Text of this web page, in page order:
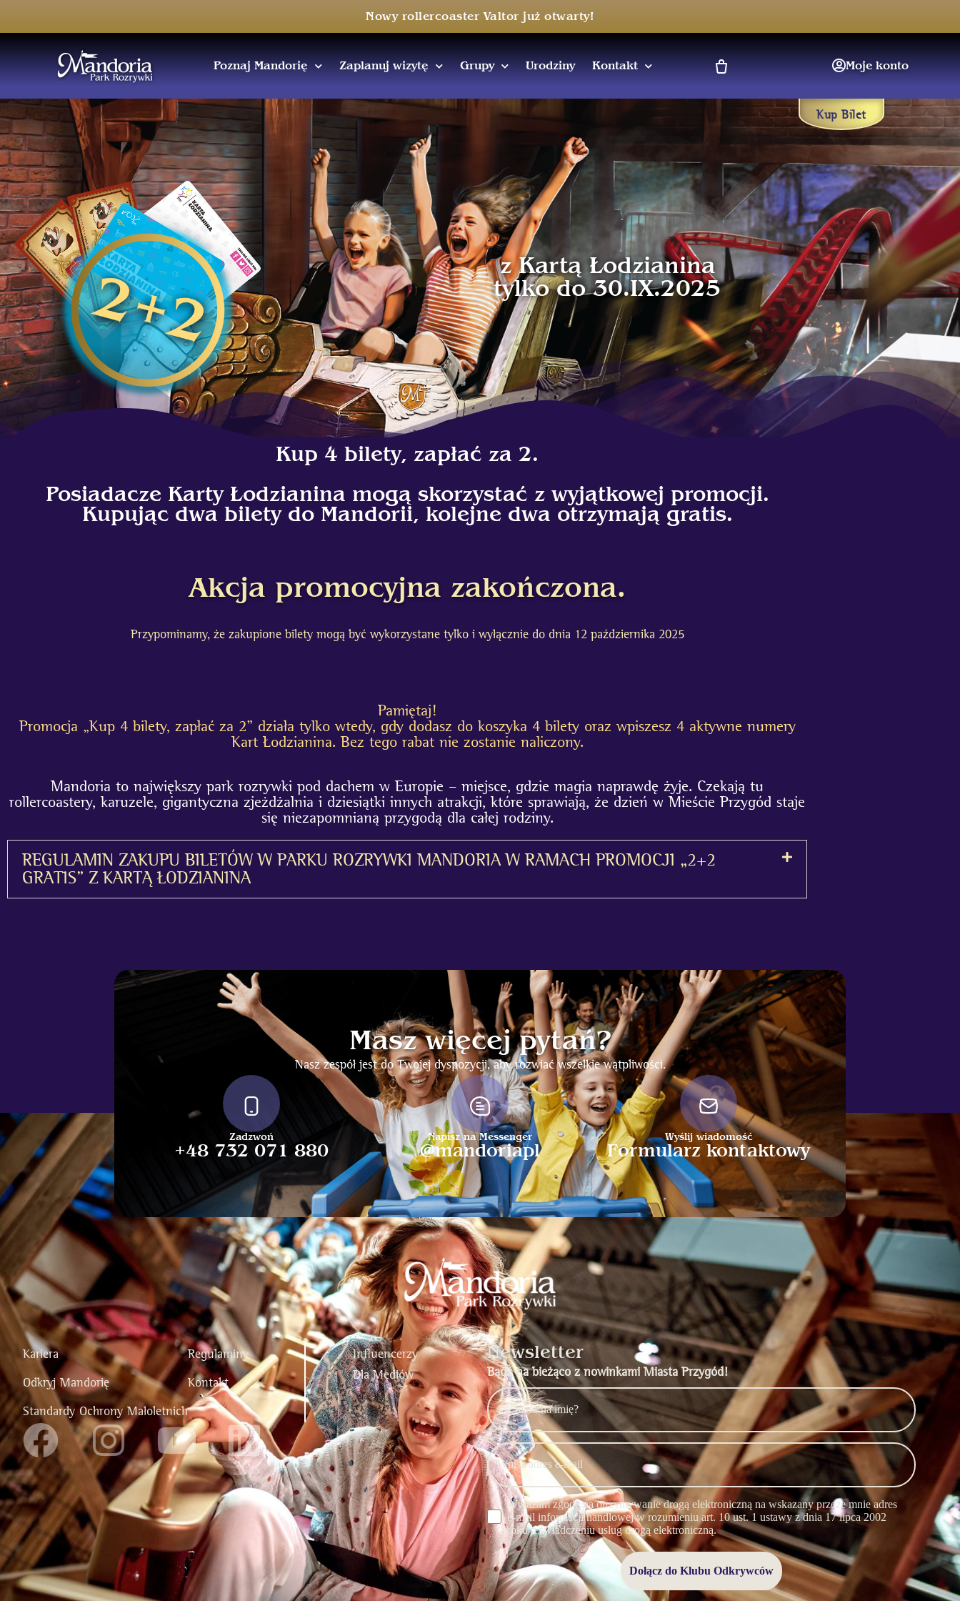
Nowy rollercoaster Valtor już otwarty!
Poznaj Mandorię Zaplanuj wizytę Grupy Urodziny Kontakt Moje konto
Kup Bilet
z Kartą Łodzianina
tylko do 30.IX.2025
Kup 4 bilety, zapłać za 2.
Posiadacze Karty Łodzianina mogą skorzystać z wyjątkowej promocji.
Kupując dwa bilety do Mandorii, kolejne dwa otrzymają gratis.
Akcja promocyjna zakończona.
Przypominamy, że zakupione bilety mogą być wykorzystane tylko i wyłącznie do dnia 12 października 2025
Pamiętaj!
Promocja „Kup 4 bilety, zapłać za 2” działa tylko wtedy, gdy dodasz do koszyka 4 bilety oraz wpiszesz 4 aktywne numery
Kart Łodzianina. Bez tego rabat nie zostanie naliczony.
Mandoria to największy park rozrywki pod dachem w Europie – miejsce, gdzie magia naprawdę żyje. Czekają tu
rollercoastery, karuzele, gigantyczna zjeżdżalnia i dziesiątki innych atrakcji, które sprawiają, że dzień w Mieście Przygód staje
się niezapomnianą przygodą dla całej rodziny.
REGULAMIN ZAKUPU BILETÓW W PARKU ROZRYWKI MANDORIA W RAMACH PROMOCJI „2+2
GRATIS” Z KARTĄ ŁODZIANINA
Masz więcej pytań?
Nasz zespół jest do Twojej dyspozycji, aby rozwiać wszelkie wątpliwości.
Zadzwoń
+48 732 071 880
Napisz na Messenger
@mandoriapl
Wyślij wiadomość
Formularz kontaktowy
Kariera
Regulaminy
Odkryj Mandorię
Kontakt
Standardy Ochrony Małoletnich
Influencerzy
Dla Mediów
Newsletter
Bądź na bieżąco z nowinkami Miasta Przygód!
Wyrażam zgodę na otrzymywanie drogą elektroniczną na wskazany przeze mnie adres
e-mail informacji handlowej w rozumieniu art. 10 ust. 1 ustawy z dnia 17 lipca 2002
roku o świadczeniu usług drogą elektroniczną.
Dołącz do Klubu Odkrywców